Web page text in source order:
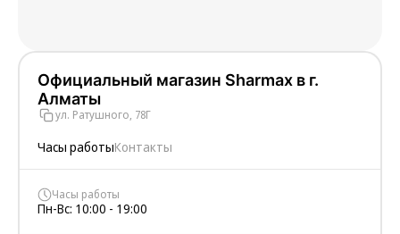
Официальный магазин Sharmax в г.
Алматы
ул. Ратушного, 78Г
Часы работыКонтакты
Часы работы
Пн-Вс: 10:00 - 19:00